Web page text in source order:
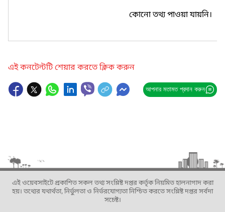
কোনো তথ্য পাওয়া যায়নি।
এই কনটেন্টটি শেয়ার করতে ক্লিক করুন
আপনার মতামত প্রদান করুন
এই ওয়েবসাইটে প্রকাশিত সকল তথ্য সংশ্লিষ্ট দপ্তর কর্তৃক নিয়মিত হালনাগাদ করা
হয়। তথ্যের যথার্থতা, নির্ভুলতা ও নির্ভরযোগ্যতা নিশ্চিত করতে সংশ্লিষ্ট দপ্তর সর্বদা
সচেষ্ট।